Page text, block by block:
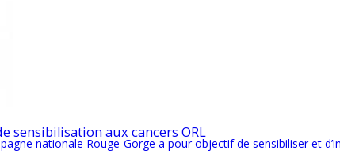
sensibilisation aux cancers ORL
nationale Rouge-Gorge a pour objectif de sensibiliser et